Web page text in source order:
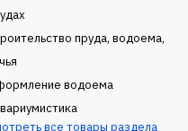
пруда, водоема,
водоема
все товары раздела